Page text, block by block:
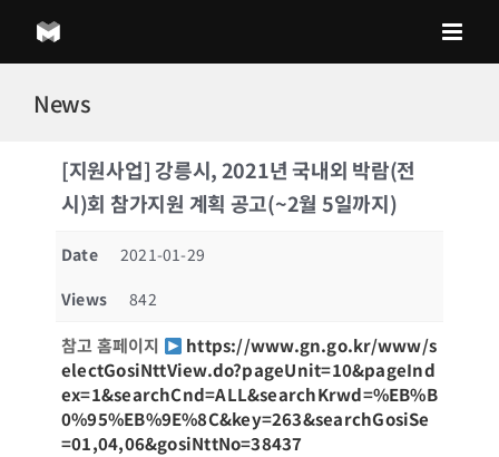
content
News
[지원사업] 강릉시, 2021년 국내외 박람(전
시)회 참가지원 계획 공고(~2월 5일까지)
Date
2021-01-29
Views
842
참고 홈페이지
https://www.gn.go.kr/www/s
electGosiNttView.do?pageUnit=10&pageInd
ex=1&searchCnd=ALL&searchKrwd=%EB%B
0%95%EB%9E%8C&key=263&searchGosiSe
=01,04,06&gosiNttNo=38437